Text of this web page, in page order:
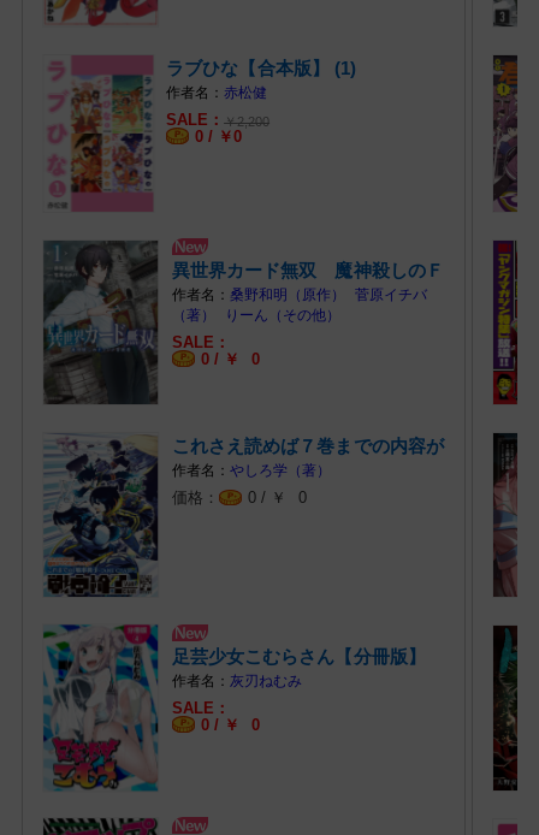
ラブひな【合本版】 (1)
赤松健
￥2,200
0 / ￥0
異世界カード無双 魔神殺しのＦ
ランク冒… (1)
桑野和明（原作）
菅原イチバ
（著）
りーん（その他）
0 / ￥ 0
これさえ読めば７巻までの内容が
わかる！… (1)
やしろ学（著）
0 / ￥ 0
足芸少女こむらさん【分冊版】
(4)
灰刃ねむみ
0 / ￥ 0